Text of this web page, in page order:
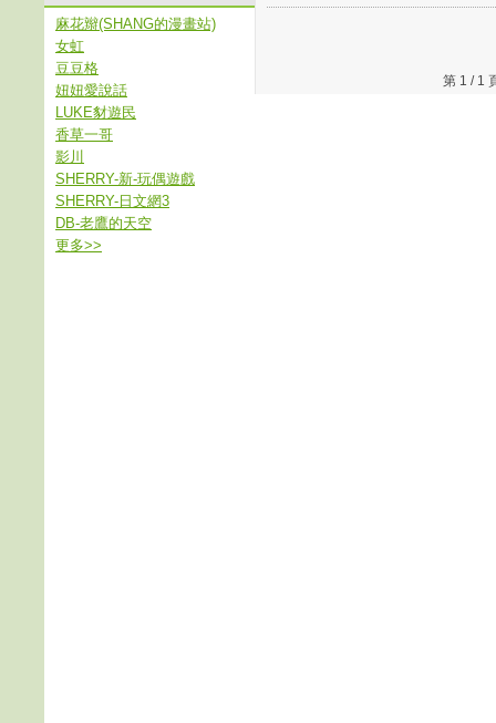
第 1 /
麻花辮(SHANG的漫畫站)
女虹
豆豆格
妞妞愛說話
LUKE豺遊民
香草一哥
影川
SHERRY-新-玩偶遊戲
SHERRY-日文網3
DB-老鷹的天空
更多>>